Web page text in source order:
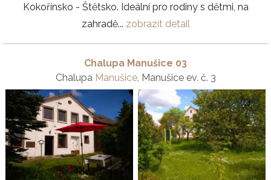
Kokořínsko - Štětsko. Ideální pro rodiny s dětmi, na
zahradě... zobrazit detail
Chalupa Manušice 03
Chalupa Manušice, Manušice ev. č. 3